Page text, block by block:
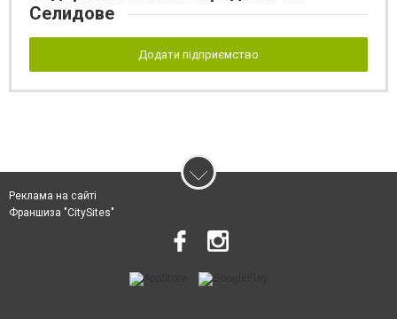
Селидове
Додати підприємство
Реклама на сайті
Франшиза "CitySites"